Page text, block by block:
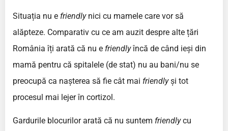
Situația nu e friendlynici cu mamele care vor să
alăpteze. Comparativ cu ce am auzit despre alte țări
România îți arată că nu e friendlyîncă de când ieși din
mamă pentru că spitalele (de stat) nu au bani/nu se
preocupă ca nașterea să fie cât mai friendlyși tot
procesul mai lejer în cortizol.
Gardurile blocurilor arată că nu suntem friendlycu